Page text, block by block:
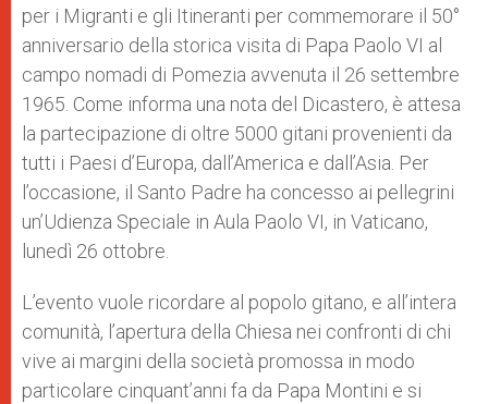
per i Migranti e gli Itineranti per commemorare il 50°
anniversario della storica visita di Papa Paolo VI al
campo nomadi di Pomezia avvenuta il 26 settembre
1965. Come informa una nota del Dicastero, è attesa
la partecipazione di oltre 5000 gitani provenienti da
tutti i Paesi d’Europa, dall’America e dall’Asia. Per
l’occasione, il Santo Padre ha concesso ai pellegrini
un’Udienza Speciale in Aula Paolo VI, in Vaticano,
lunedì 26 ottobre.
L’evento vuole ricordare al popolo gitano, e all’intera
comunità, l’apertura della Chiesa nei confronti di chi
vive ai margini della società promossa in modo
particolare cinquant’anni fa da Papa Montini e si